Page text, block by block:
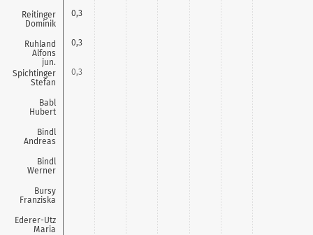
Reitinger
Dominik
Ruhland
Alfons
jun.
Spichtinger
Stefan
Babl
Hubert
Bindl
Andreas
Bindl
Werner
Bursy
Franziska
Ederer-Utz
Maria
0,3
0,3
0,3